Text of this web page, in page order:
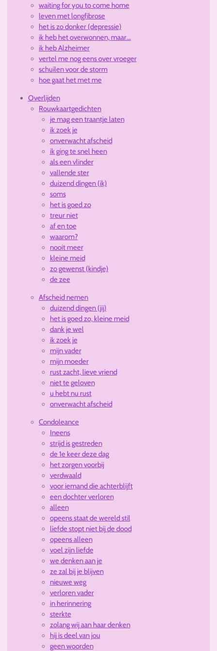
waiting for you to come home
leven met longfibrose
het is zo donker (depressie)
ik heb het overwonnen, maar...
ik heb Alzheimer
vertel me nog eens over vroeger
schuilen voor de storm
hoe gaat het met me
Overlijden
Rouwkaartgedichten
je mag een traantje laten
ik zoek je
onverwacht afscheid
ik ging te snel heen
als een vlinder
vallende ster
duizend dingen (ik)
soms
het is goed zo
treur niet
af en toe
waarom?
nooit meer
kleine meid
zo gewenst (kindje)
de zee
Afscheid nemen
duizend dingen (jij)
het is goed zo, kleine meid
dank je wel
ik zoek je
mijn vader
mijn moeder
rust zacht, lieve vriend
niet te geloven
u hebt nu rust
onverwacht afscheid
Condoleance
Ineens
strijd is gestreden
de 1e keer deze dag
het zorgen voorbij
verdwaald
voor iemand die achterblijft
een dochter verloren
alleen
opeens staat de wereld stil
liefde stopt niet bij de dood
opeens alleen
voel zijn liefde
we denken aan je
ze zal bij je blijven
nieuwe weg
verloren vader
in herinnering
sterkte
zolang wij aan haar denken
hij is deel van jou
geen woorden